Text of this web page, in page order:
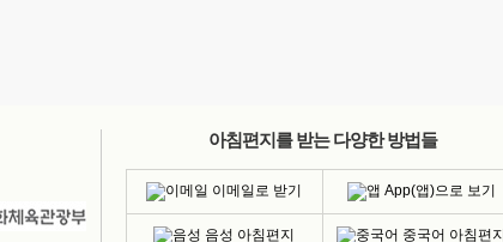
아침편지를 받는 다양한 방법들
이메일로 받기 App(앱)으로 보기
음성 아침편지 중국어 아침편지